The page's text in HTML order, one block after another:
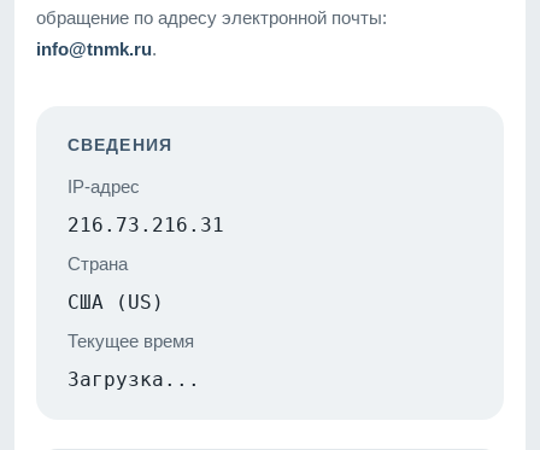
обращение по адресу электронной почты:
info@tnmk.ru.
СВЕДЕНИЯ
IP-адрес
216.73.216.31
Страна
США (US)
Текущее время
Загрузка...